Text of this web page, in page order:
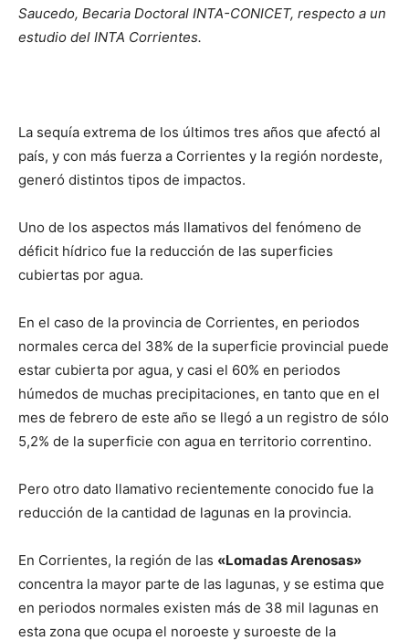
Saucedo, Becaria Doctoral INTA-CONICET, respecto a un
estudio del INTA Corrientes.
La sequía extrema de los últimos tres años que afectó al
país, y con más fuerza a Corrientes y la región nordeste,
generó distintos tipos de impactos.
Uno de los aspectos más llamativos del fenómeno de
déficit hídrico fue la reducción de las superficies
cubiertas por agua.
En el caso de la provincia de Corrientes, en periodos
normales cerca del 38% de la superficie provincial puede
estar cubierta por agua, y casi el 60% en periodos
húmedos de muchas precipitaciones, en tanto que en el
mes de febrero de este año se llegó a un registro de sólo
5,2% de la superficie con agua en territorio correntino.
Pero otro dato llamativo recientemente conocido fue la
reducción de la cantidad de lagunas en la provincia.
En Corrientes, la región de las «Lomadas Arenosas»
concentra la mayor parte de las lagunas, y se estima que
en periodos normales existen más de 38 mil lagunas en
esta zona que ocupa el noroeste y suroeste de la